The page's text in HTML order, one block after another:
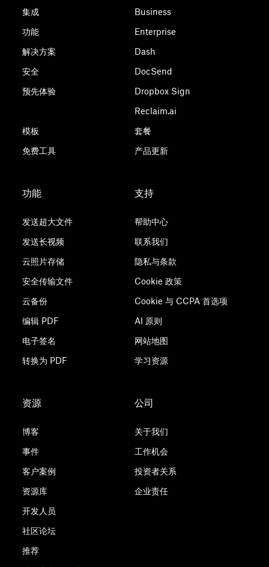
集成
功能
解决方案
安全
预先体验
模板
免费工具
Business
Enterprise
Dash
DocSend
Dropbox Sign
Reclaim.ai
套餐
产品更新
功能
发送超大文件
发送长视频
云照片存储
安全传输文件
云备份
编辑 PDF
电子签名
转换为 PDF
支持
帮助中心
联系我们
隐私与条款
Cookie 政策
Cookie 与 CCPA 首选项
AI 原则
网站地图
学习资源
资源
博客
事件
客户案例
资源库
开发人员
社区论坛
推荐
公司
关于我们
工作机会
投资者关系
企业责任